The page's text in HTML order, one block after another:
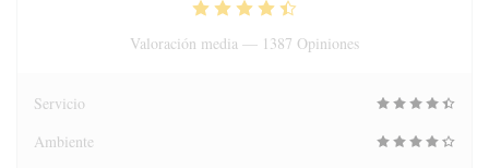
Valoración media — 1387 Opiniones
Servicio
Ambiente